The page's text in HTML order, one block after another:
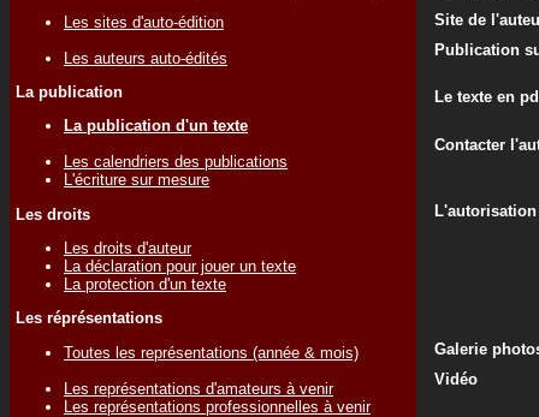
Les sites d'auto-édition
Les auteurs auto-édités
La publication
La publication d'un texte
Les calendriers des publications
L'écriture sur mesure
Les droits
Les droits d'auteur
La déclaration pour jouer un texte
La protection d'un texte
Les réprésentations
Toutes les représentations (année & mois)
Les représentations d'amateurs à venir
Les représentations professionnelles à venir
Site de
Publication
Le texte en
Contacter
L'autorisation
Galerie
Vidéo